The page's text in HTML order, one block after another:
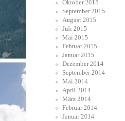
Oktober 2015
September 2015
August 2015
Juli 2015
Mai 2015
Februar 2015
Januar 2015
Dezember 2014
September 2014
Mai 2014
April 2014
März 2014
Februar 2014
Januar 2014